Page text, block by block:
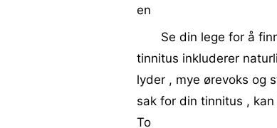
en
Se din lege for å
tinnitus inkluderer
lyder , mye ørevoks og
sak for din tinnitus ,
To